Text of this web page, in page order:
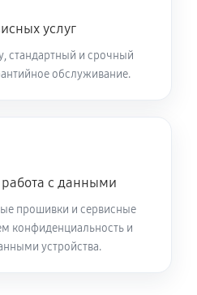
услуг
стандартный и срочный
обслуживание.
с данными
прошивки и сервисные
конфиденциальность и
устройства.